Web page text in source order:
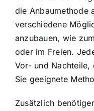
die Anbaumethode
verschiedene
anzubauen, wie
oder im Freien.
Vor- und
Sie geeignete
Zusätzlich